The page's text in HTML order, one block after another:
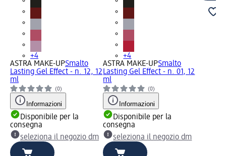
+4
ASTRA MAKE-UPSmalto
Lasting Gel Effect - n. 12, 12
ml
(0)
Informazioni
Disponibile per la
consegna
seleziona il negozio dm
+4
ASTRA MAKE-UPSmalto
Lasting Gel Effect - n. 01, 12
ml
(0)
Informazioni
Disponibile per la
consegna
seleziona il negozio dm